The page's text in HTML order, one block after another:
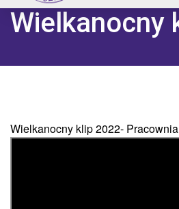
Wielkanocny
Wielkanocny klip 2022-